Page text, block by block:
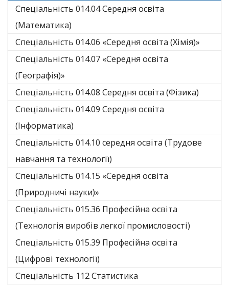
Спеціальність 014.04 Середня освіта
(Математика)
Спеціальність 014.06 «Середня освіта (Хімія)»
Спеціальність 014.07 «Середня освіта
(Географія)»
Спеціальність 014.08 Середня освіта (Фізика)
Спеціальність 014.09 Середня освіта
(Інформатика)
Спеціальність 014.10 середня освіта (Трудове
навчання та технології)
Спеціальність 014.15 «Середня освіта
(Природничі науки)»
Спеціальність 015.36 Професійна освіта
(Технологія виробів легкої промисловості)
Спеціальність 015.39 Професійна освіта
(Цифрові технології)
Спеціальність 112 Статистика